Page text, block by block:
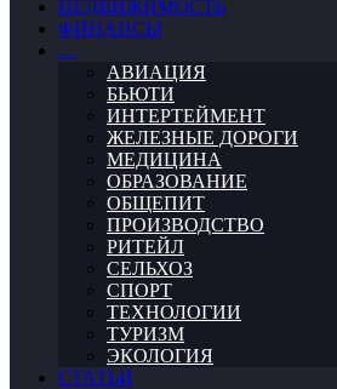
НЕДВИЖИМОСТЬ
ФИНАНСЫ
…
АВИАЦИЯ
БЬЮТИ
ИНТЕРТЕЙМЕНТ
ЖЕЛЕЗНЫЕ ДОРОГИ
МЕДИЦИНА
ОБРАЗОВАНИЕ
ОБЩЕПИТ
ПРОИЗВОДСТВО
РИТЕЙЛ
СЕЛЬХОЗ
СПОРТ
ТЕХНОЛОГИИ
ТУРИЗМ
ЭКОЛОГИЯ
СТАТЬИ